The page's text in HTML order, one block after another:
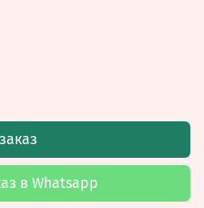
в Whatsapp